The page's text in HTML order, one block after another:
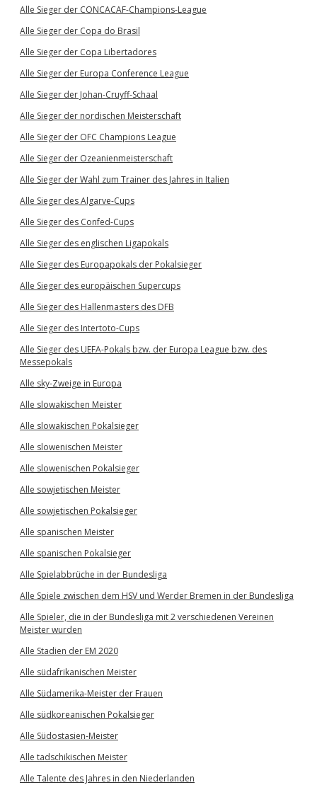
Alle Sieger der CONCACAF-Champions-League
Alle Sieger der Copa do Brasil
Alle Sieger der Copa Libertadores
Alle Sieger der Europa Conference League
Alle Sieger der Johan-Cruyff-Schaal
Alle Sieger der nordischen Meisterschaft
Alle Sieger der OFC Champions League
Alle Sieger der Ozeanienmeisterschaft
Alle Sieger der Wahl zum Trainer des Jahres in Italien
Alle Sieger des Algarve-Cups
Alle Sieger des Confed-Cups
Alle Sieger des englischen Ligapokals
Alle Sieger des Europapokals der Pokalsieger
Alle Sieger des europäischen Supercups
Alle Sieger des Hallenmasters des DFB
Alle Sieger des Intertoto-Cups
Alle Sieger des UEFA-Pokals bzw. der Europa League bzw. des
Messepokals
Alle sky-Zweige in Europa
Alle slowakischen Meister
Alle slowakischen Pokalsieger
Alle slowenischen Meister
Alle slowenischen Pokalsieger
Alle sowjetischen Meister
Alle sowjetischen Pokalsieger
Alle spanischen Meister
Alle spanischen Pokalsieger
Alle Spielabbrüche in der Bundesliga
Alle Spiele zwischen dem HSV und Werder Bremen in der Bundesliga
Alle Spieler, die in der Bundesliga mit 2 verschiedenen Vereinen
Meister wurden
Alle Stadien der EM 2020
Alle südafrikanischen Meister
Alle Südamerika-Meister der Frauen
Alle südkoreanischen Pokalsieger
Alle Südostasien-Meister
Alle tadschikischen Meister
Alle Talente des Jahres in den Niederlanden